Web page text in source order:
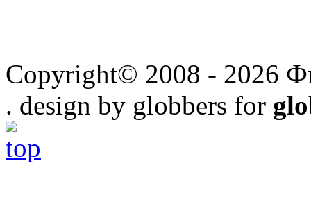
Copyright© 2008 - 2026
. design by globbers for